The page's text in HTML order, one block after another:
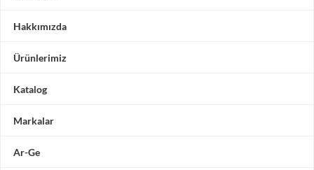
Hakkımızda
Ürünlerimiz
Katalog
Markalar
Ar-Ge